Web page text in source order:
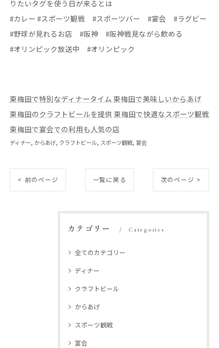
りたいタグを使う日が来るとは
#カレー #スポーツ観戦 #スポーツバー #宴会 #ラグビー
#野球が見れるお店 #阪神 #阪神戦見ながら飲める
#オリンピック放送中 #オリンピック
東梅田で特別なディナータイム 東梅田で美味しいからあげ
東梅田のクラフトビールを提供東梅田で快適なスポーツ観戦
東梅田で宴会での利用も人気の店
ディナー からあげ クラフトビール スポーツ観戦 宴会
< 前のページ 一覧に戻る 次のページ >
カテゴリー Categories
全てのカテゴリー
ディナー
クラフトビール
からあげ
スポーツ観戦
宴会